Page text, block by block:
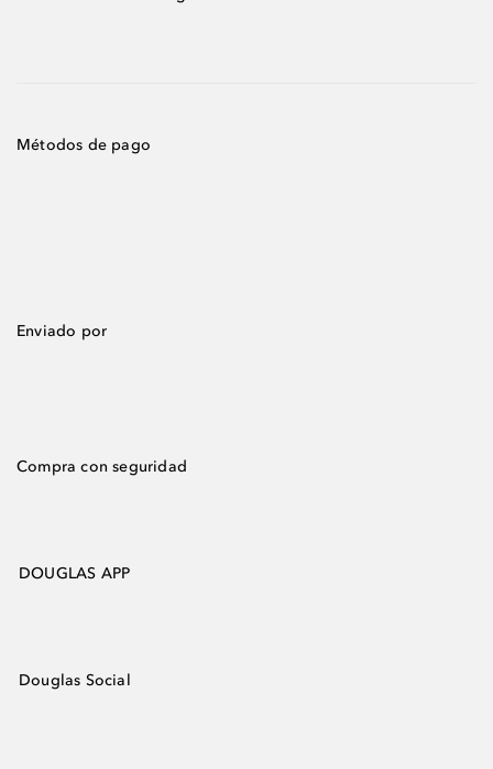
Métodos de pago
Enviado por
Compra con seguridad
DOUGLAS APP
Douglas Social